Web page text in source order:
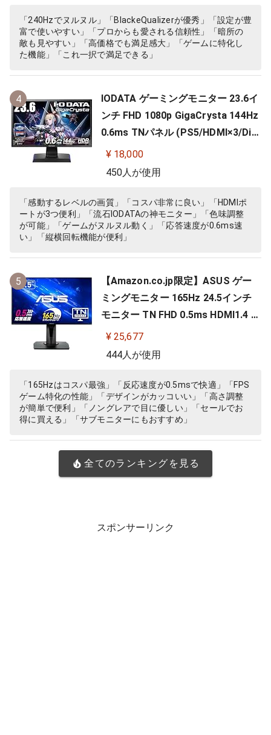
「240Hzでヌルヌル」「BlackeQualizerが優秀」「設定が豊
富で使いやすい」「プロからも愛される信頼性」「暗所の
敵も見やすい」「高価格でも満足感大」「ゲームに特化し
た機能」「これ一択で満足できる」
4
IODATA ゲーミングモニター 23.6イ
ンチ FHD 1080p GigaCrysta 144Hz
0.6ms TNパネル (PS5/HDMI×3/Dis
playPort/スピーカー付/高さ調整/縦
横回転) EX-LDGC242HTB
¥ 18,000
450人が使用
「感動するレベルの画質」「コスパ非常に良い」「HDMIポ
ートが3つ便利」「流石IODATAの神モニター」「色味調整
が可能」「ゲームがヌルヌル動く」「応答速度が0.6ms速
い」「縦横回転機能が便利」
5
【Amazon.co.jp限定】ASUS ゲー
ミングモニター 165Hz 24.5インチ
モニター TN FHD 0.5ms HDMI1.4 Di
splayPort1.2 DVI-D スピーカー 高
さ調整 縦横回転 VG258QR-J
¥ 25,677
444人が使用
「165Hzはコスパ最強」「反応速度が0.5msで快適」「FPS
ゲーム特化の性能」「デザインがカッコいい」「高さ調整
が簡単で便利」「ノングレアで目に優しい」「セールでお
得に買える」「サブモニターにもおすすめ」
全てのランキングを見る
スポンサーリンク